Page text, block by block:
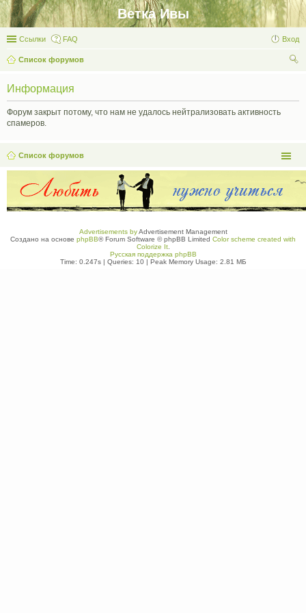
Ветка Ивы
Ссылки FAQ Вход
Список форумов
Информация
Форум закрыт потому, что нам не удалось нейтрализовать активность
спамеров.
Список форумов
Advertisements byAdvertisement Management
Создано на основе phpBB® Forum Software © phpBB Limited Color scheme created with
Colorize It.
Русская поддержка phpBB
Time: 0.247s| Queries: 10| Peak Memory Usage: 2.81 МБ